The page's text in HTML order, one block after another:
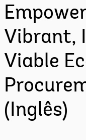
Vibrant,
Viable
(Inglês)